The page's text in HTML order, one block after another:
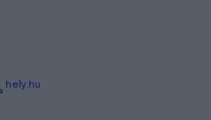
hely.hu